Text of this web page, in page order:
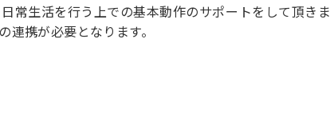
常生活を行う上での基本動作のサポートをして頂きま
携が必要となります。